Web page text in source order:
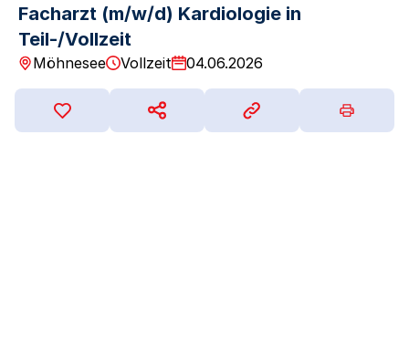
Facharzt (m/w/d) Kardiologie in
Teil-/Vollzeit
Möhnesee Vollzeit 04.06.2026